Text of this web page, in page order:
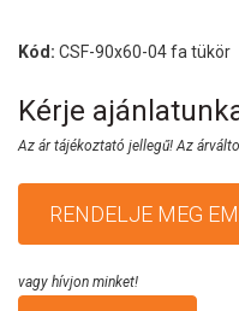
Kód: CSF-90x60-04 fa tükör
Kérje
Az ár tájékoztató jellegű! Az
RENDELJE MEG
vagy hívjon minket!